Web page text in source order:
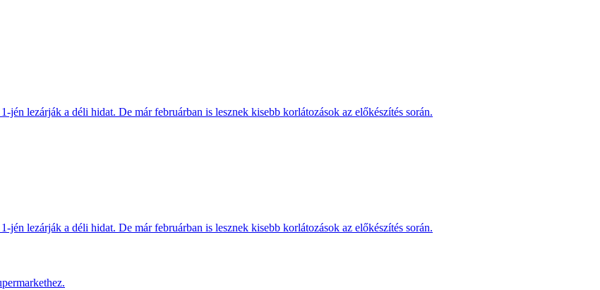
lezárják a déli hidat. De már februárban is lesznek kisebb korlátozások az előkészítés során.
lezárják a déli hidat. De már februárban is lesznek kisebb korlátozások az előkészítés során.